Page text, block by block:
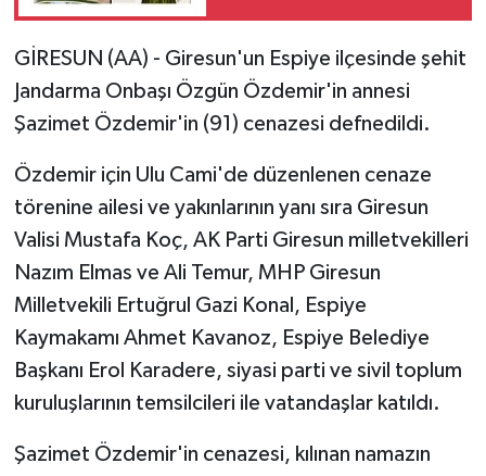
GİRESUN (AA) - Giresun'un Espiye ilçesinde şehit
Jandarma Onbaşı Özgün Özdemir'in annesi
Şazimet Özdemir'in (91) cenazesi defnedildi.
Özdemir için Ulu Cami'de düzenlenen cenaze
törenine ailesi ve yakınlarının yanı sıra Giresun
Valisi Mustafa Koç, AK Parti Giresun milletvekilleri
Nazım Elmas ve Ali Temur, MHP Giresun
Milletvekili Ertuğrul Gazi Konal, Espiye
Kaymakamı Ahmet Kavanoz, Espiye Belediye
Başkanı Erol Karadere, siyasi parti ve sivil toplum
kuruluşlarının temsilcileri ile vatandaşlar katıldı.
Şazimet Özdemir'in cenazesi, kılınan namazın